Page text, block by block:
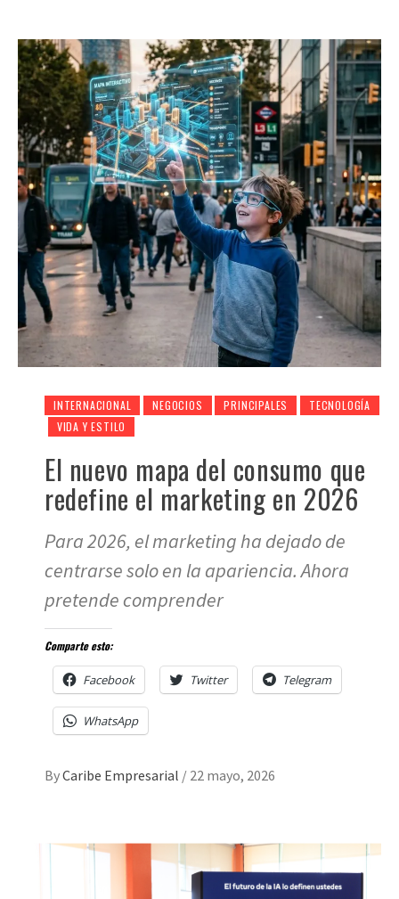
INTERNACIONAL NEGOCIOS PRINCIPALES
TECNOLOGÍA
VIDA Y ESTILO
El nuevo mapa del consumo que
redefine el marketing en 2026
Para 2026, el marketing ha dejado de
centrarse solo en la apariencia. Ahora
pretende comprender
Comparte esto:
Facebook Twitter Telegram
WhatsApp
ByCaribe Empresarial / 22 mayo, 2026